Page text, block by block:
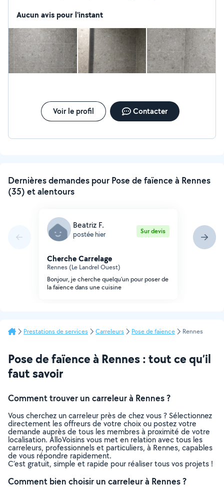
Aucun avis pour l'instant
Voir le profil Contacter
Dernières demandes pour Pose de faïence à Rennes
(35) et alentours
Beatriz F.
postée hier Sur devis
Cherche Carrelage
Rennes (Le Landrel Ouest)
Bonjour, je cherche quelqu'un pour poser de
la faïence dans une cuisine
Prestations de services Carreleurs Pose de faïence Rennes
Pose de faïence à Rennes : tout ce qu’il
faut savoir
Comment trouver un carreleur à Rennes ?
Vous cherchez un carreleur près de chez vous ? Sélectionnez
directement les offreurs de votre choix ou postez votre
demande auprès de tous les membres à proximité de votre
localisation. AlloVoisins vous met en relation avec tous les
carreleurs, professionnels et particuliers, à Rennes, capables
de vous répondre rapidement.
C’est gratuit, simple et rapide pour réaliser tous vos projets !
Comment bien choisir un carreleur à Rennes ?